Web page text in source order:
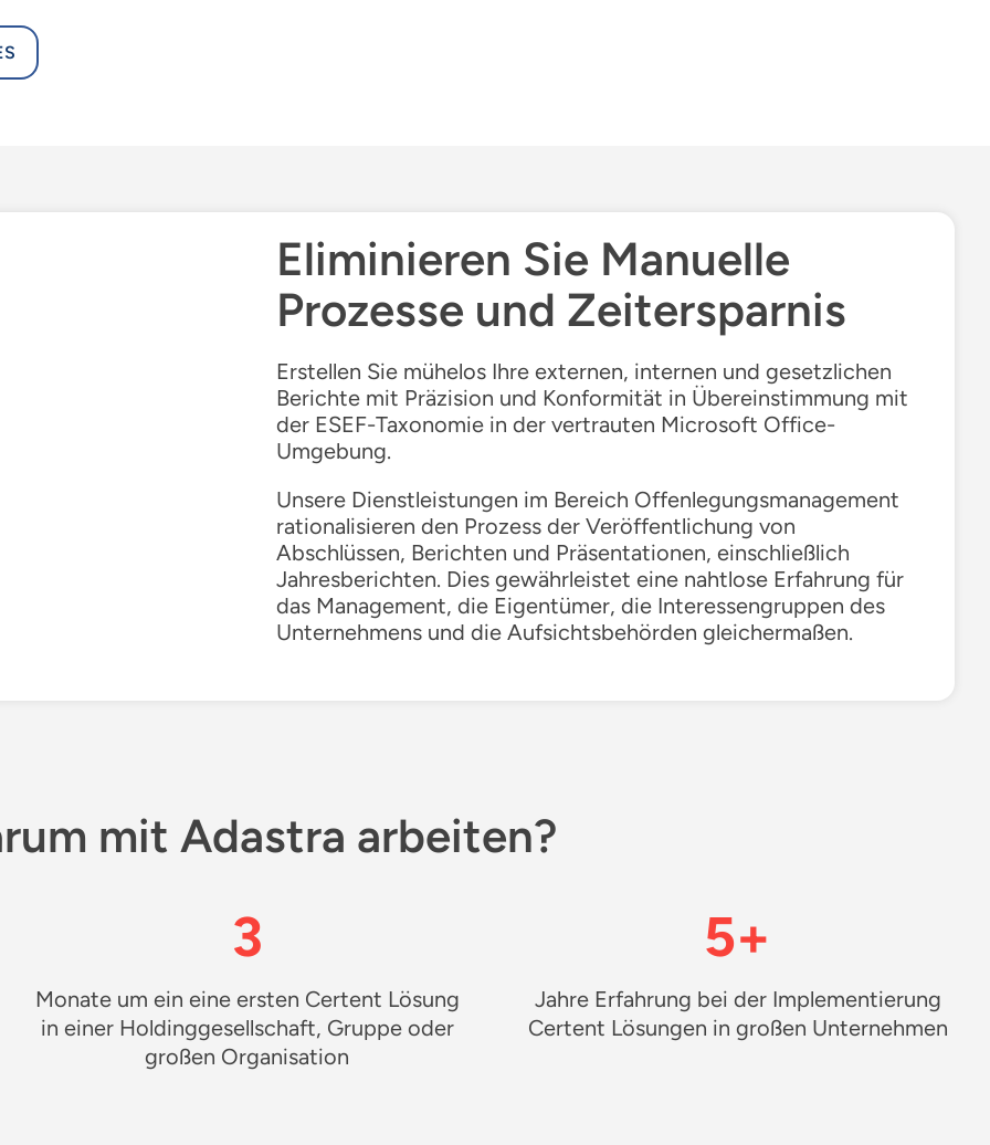
Eliminieren Sie Manuelle
Prozesse und Zeitersparnis
Erstellen Sie mühelos Ihre externen, internen und gesetzlichen
Berichte mit Präzision und Konformität in Übereinstimmung mit
der ESEF-Taxonomie in der vertrauten Microsoft Office-
Umgebung.
Unsere Dienstleistungen im Bereich Offenlegungsmanagement
rationalisieren den Prozess der Veröffentlichung von
Abschlüssen, Berichten und Präsentationen, einschließlich
Jahresberichten. Dies gewährleistet eine nahtlose Erfahrung für
das Management, die Eigentümer, die Interessengruppen des
Unternehmens und die Aufsichtsbehörden gleichermaßen.
mit Adastra arbeiten?
3
Monateum ein eine ersten Certent Lösung
in einer Holdinggesellschaft, Gruppeoder
großen Organisation
5+
JahreErfahrung bei der Implementierung
Certent Lösungen in großen Unternehmen